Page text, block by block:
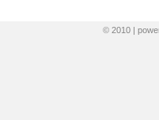
© 2010 |